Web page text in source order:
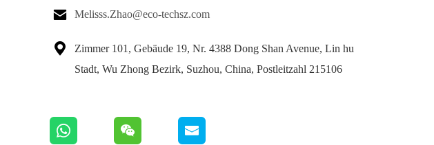
 Melisss.Zhao@eco-techsz.com

Zimmer 101, Gebäude 19, Nr. 4388 Dong Shan Avenue, Lin hu
Stadt, Wu Zhong Bezirk, Suzhou, China, Postleitzahl 215106